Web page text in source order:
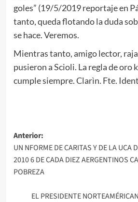
goles” (19/5/2019 reportaje en
tanto, queda flotando la duda
se hace. Veremos.
Mientras tanto, amigo lector,
pusieron a Scioli. La regla de oro
cumple siempre. Clarìn. Fte.
Navegación
de
entradas
Anterior:
UN NFORME DE CARITAS Y DE LA UCA
2010 6 DE CADA DIEZ AERGENTINOS
POBREZA
EL PRESIDENTE